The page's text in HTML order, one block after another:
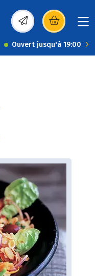
(s’ouvre dans une
Ouvert jusqu'à 19:00